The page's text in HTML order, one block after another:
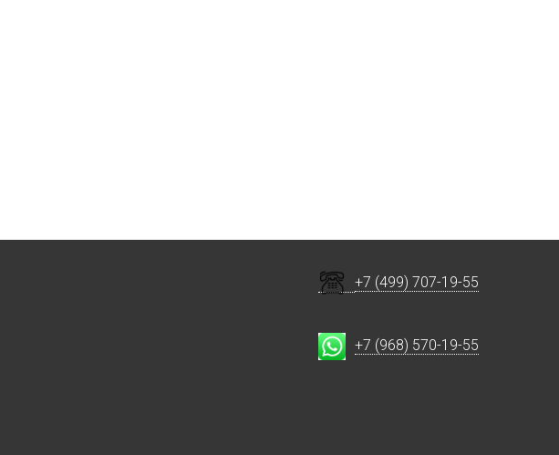
+7 (499) 707-19-55
+7 (968) 570-19-55